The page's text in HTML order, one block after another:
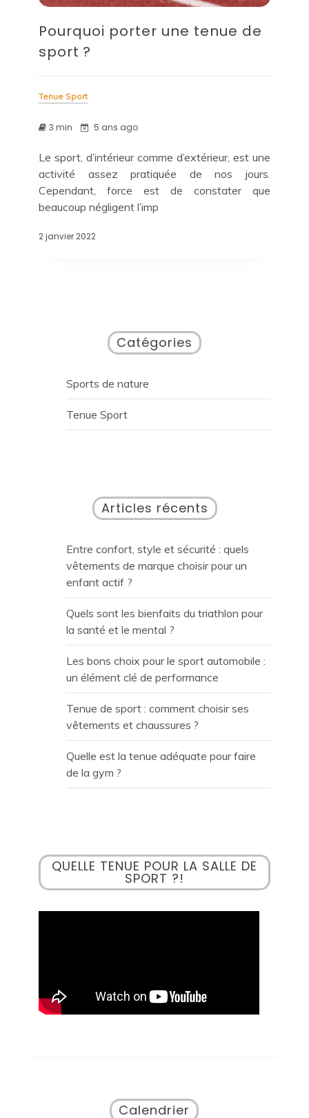
Pourquoi porter une tenue de
sport ?
Tenue Sport
3 min 5 ans ago
Le sport, d’intérieur comme d’extérieur, est une
activité assez pratiquée de nos jours.
Cependant, force est de constater que
beaucoup négligent l’imp
2 janvier 2022
Catégories
Sports de nature
Tenue Sport
Articles récents
Entre confort, style et sécurité : quels
vêtements de marque choisir pour un
enfant actif ?
Quels sont les bienfaits du triathlon pour
la santé et le mental ?
Les bons choix pour le sport automobile :
un élément clé de performance
Tenue de sport : comment choisir ses
vêtements et chaussures ?
Quelle est la tenue adéquate pour faire
de la gym ?
QUELLE TENUE POUR LA SALLE DE
SPORT ?!
Calendrier